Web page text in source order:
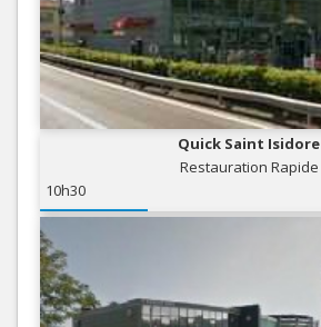
Quick Saint Isidore
Restauration Rapide
10h30